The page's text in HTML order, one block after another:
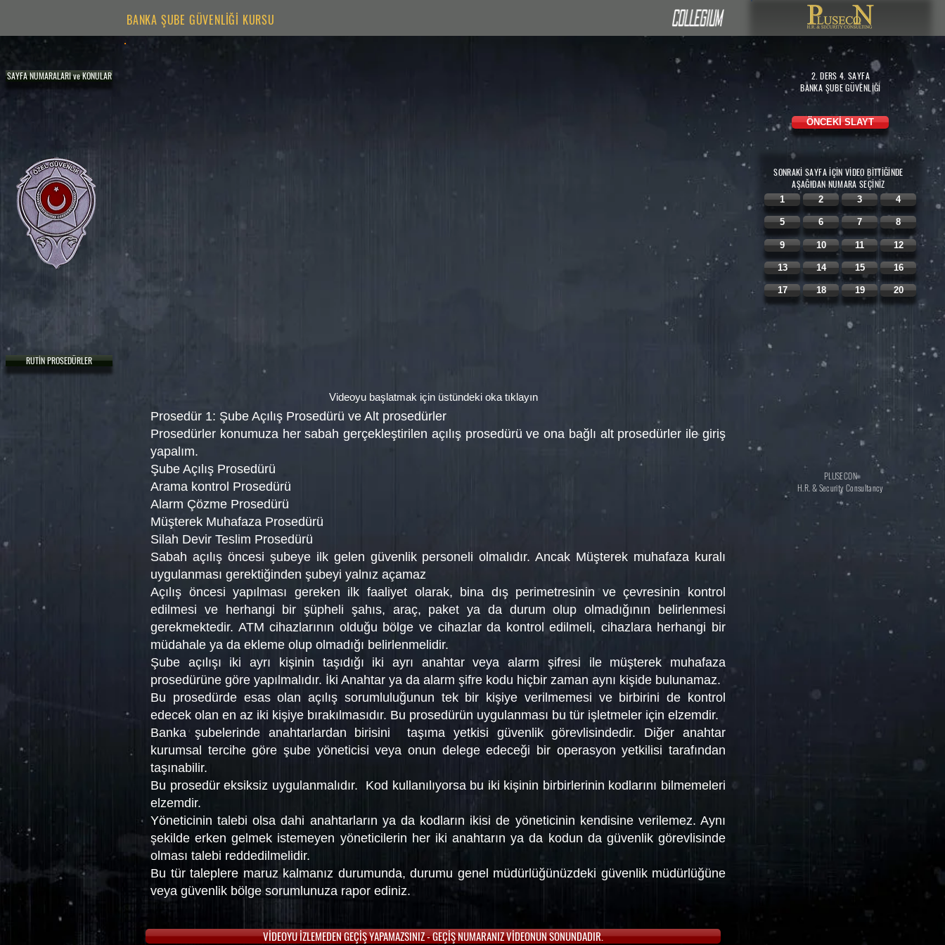
SAYFA NUMARALARI ve KONULAR
RUTİN PROSEDÜRLER
BANKA ŞUBE GÜVENLİĞİ KURSU
2. DERS 4.SAYFA
BANKA ŞUBE GÜVENLİĞİ
ÖNCEKİ SLAYT
SONRAKİ SAYFA İÇİN VİDEO BİTTİĞİNDE
AŞAĞIDANNUMARA SEÇİNİZ
1 2 3 4
5 6 7 8
9 10 11 12
13 14 15 16
17 18 19 20
PLUSECON
H.R. & Security Consultancy
Videoyu başlatmak için üstündeki oka tıklayın
Prosedür 1: Şube Açılış Prosedürü ve Alt prosedürler
Prosedürler konumuza her sabah gerçekleştirilen açılış prosedürü ve ona bağlı alt prosedürler ile giriş
yapalım.
Şube Açılış Prosedürü
Arama kontrol Prosedürü
Alarm Çözme Prosedürü
Müşterek Muhafaza Prosedürü
Silah Devir Teslim Prosedürü
Sabah açılış öncesi şubeye ilk gelen güvenlik personeli olmalıdır. Ancak Müşterek muhafaza kuralı
uygulanması gerektiğinden şubeyi yalnız açamaz
Açılış öncesi yapılması gereken ilk faaliyet olarak, bina dış perimetresinin ve çevresinin kontrol
edilmesi ve herhangi bir şüpheli şahıs, araç, paket ya da durum olup olmadığının belirlenmesi
gerekmektedir. ATM cihazlarının olduğu bölge ve cihazlar da kontrol edilmeli, cihazlara herhangi bir
müdahale ya da ekleme olup olmadığı belirlenmelidir.
Şube açılışı iki ayrı kişinin taşıdığı iki ayrı anahtar veya alarm şifresi ile müşterek muhafaza
prosedürüne göre yapılmalıdır. İki Anahtar ya da alarm şifre kodu hiçbir zaman aynı kişide bulunamaz.
Bu prosedürde esas olan açılış sorumluluğunun tek bir kişiye verilmemesi ve birbirini de kontrol
edecek olan en az iki kişiye bırakılmasıdır. Bu prosedürün uygulanması bu tür işletmeler için elzemdir.
Banka şubelerinde anahtarlardan birisini taşıma yetkisi güvenlik görevlisindedir. Diğer anahtar
kurumsal tercihe göre şube yöneticisi veya onun delege edeceği bir operasyon yetkilisi tarafından
taşınabilir.
Bu prosedür eksiksiz uygulanmalıdır. Kod kullanılıyorsa bu iki kişinin birbirlerinin kodlarını bilmemeleri
elzemdir.
Yöneticinin talebi olsa dahi anahtarların ya da kodların ikisi de yöneticinin kendisine verilemez. Aynı
şekilde erken gelmek istemeyen yöneticilerin her iki anahtarın ya da kodun da güvenlik görevlisinde
olması talebi reddedilmelidir.
Bu tür taleplere maruz kalmanız durumunda, durumu genel müdürlüğünüzdeki güvenlik müdürlüğüne
veya güvenlik bölge sorumlunuza rapor ediniz.
VİDEOYU İZLEMEDEN GEÇİŞ YAPAMAZSINIZ - GEÇİŞ NUMARANIZ VİDEONUN SONUNDADIR.